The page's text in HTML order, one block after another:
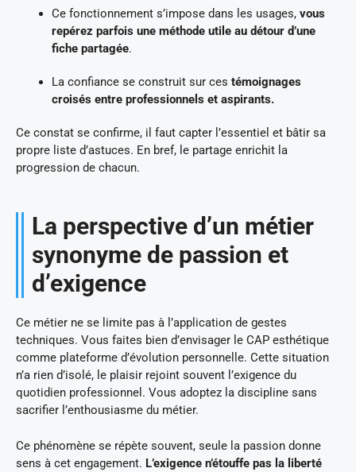
Ce fonctionnement s’impose dans les usages, vous
repérez parfois une méthode utile au détour d’une
fiche partagée.
La confiance se construit sur ces témoignages
croisés entre professionnels et aspirants.
Ce constat se confirme, il faut capter l’essentiel et bâtir sa
propre liste d’astuces. En bref, le partage enrichit la
progression de chacun.
La perspective d’un métier
synonyme de passion et
d’exigence
Ce métier ne se limite pas à l’application de gestes
techniques. Vous faites bien d’envisager le CAP esthétique
comme plateforme d’évolution personnelle. Cette situation
n’a rien d’isolé, le plaisir rejoint souvent l’exigence du
quotidien professionnel. Vous adoptez la discipline sans
sacrifier l’enthousiasme du métier.
Ce phénomène se répète souvent, seule la passion donne
sens à cet engagement. L’exigence n’étouffe pas la liberté